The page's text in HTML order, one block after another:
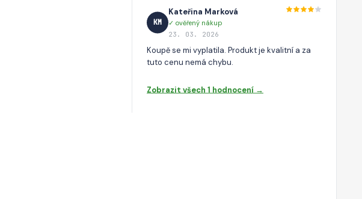
KM
Kateřina Marková
✓ ověřený nákup
23. 03. 2026
Koupě se mi vyplatila. Produkt je kvalitní a za
tuto cenu nemá chybu.
Zobrazit všech 1 hodnocení →